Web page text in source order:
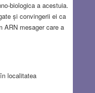
biologica a acestuia.
și convingerii ei ca
ARN mesager care a
localitatea